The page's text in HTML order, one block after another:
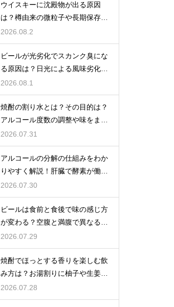
ウイスキーに沈殿物が出る原因
は？樽由来の微粒子や長期保存で
成分が析出するため
2026.08.2
ビールが光劣化でスカンク臭にな
る原因は？日光による風味劣化を
解説
2026.08.1
焼酎の割り水とは？その目的は？
アルコール度数の調整や味をまろ
やかにする効果を解説
2026.07.31
アルコールの分解の仕組みをわか
りやすく解説！肝臓で酵素が働き
アセトアルデヒドに変化して無害
化
2026.07.30
ビールは食前と食後で味の感じ方
が変わる？空腹と満腹で異なる味
覚の感じ方を解説
2026.07.29
焼酎でほっとする香りを楽しむ飲
み方は？お湯割りに柚子や生姜を
加えてリラックス効果を実感
2026.07.28